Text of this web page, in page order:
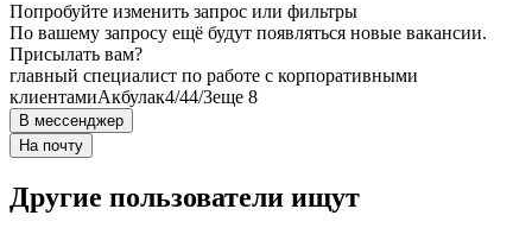
Попробуйте изменить запрос или фильтры
По вашему запросу ещё будут появляться новые вакансии.
Присылать вам?
главный специалист по работе с корпоративными
клиентамиАкбулак4/44/3еще 8
В мессенджер
На почту
Другие пользователи ищут